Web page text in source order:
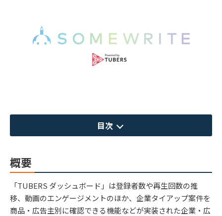
目次
概要
「TUBERS ダッシュボード」は登録者数や再生回数の推
移、動画のエンゲージメントのほか、企業タイアップ案件を
商品・広告主別に確認できる機能などが実装された企業・広